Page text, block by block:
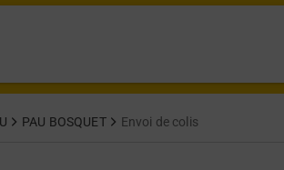
PAU BOSQUET Envoi de colis